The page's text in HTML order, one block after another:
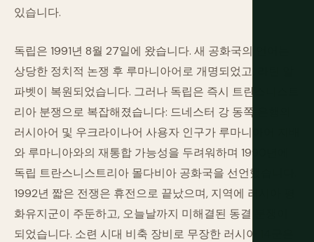
있습니다.
독립은 1991년 8월 27일에 왔습니다. 새 공화국의 언어는
상당한 정치적 논쟁 후 루마니아어로 개명되었고, 라틴 알
파벳이 복원되었습니다. 그러나 독립은 즉시 트란스니스트
리아 분쟁으로 복잡해졌습니다: 드네스터 강 동쪽 은행의
러시아어 및 우크라이나어 사용자 인구가 루마니아어 지배
와 루마니아와의 재통합 가능성을 두려워하며 1990년에
독립 트란스니스트리아 몰다비아 공화국을 선언했습니다.
1992년 짧은 전쟁은 휴전으로 끝났으며, 지역에 러시아 평
화유지군이 주둔하고, 오늘날까지 미해결된 동결 분쟁이
되었습니다. 소련 시대 비축 장비로 무장한 러시아 14군은